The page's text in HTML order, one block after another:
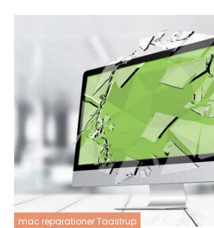
mac reparationer Taastrup